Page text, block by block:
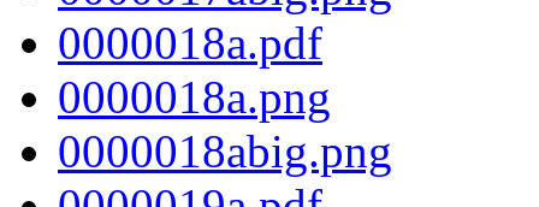
0000018a.pdf
0000018a.png
0000018abig.png